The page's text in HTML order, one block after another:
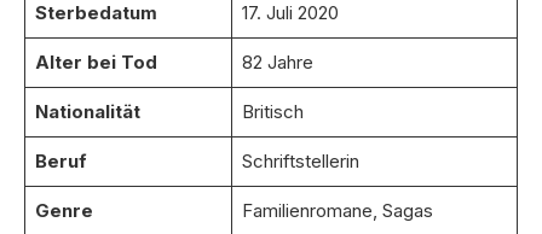
Sterbedatum 17. Juli 2020
Alter bei Tod 82 Jahre
Nationalität Britisch
Beruf Schriftstellerin
Genre Familienromane, Sagas